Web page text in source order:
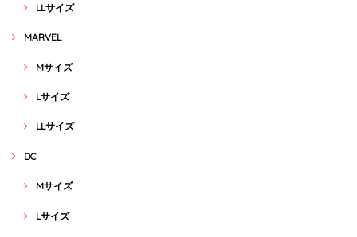
LLサイズ
MARVEL
Mサイズ
Lサイズ
LLサイズ
DC
Mサイズ
Lサイズ